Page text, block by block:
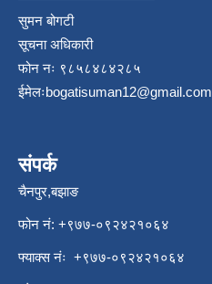
सुमन बोगटी
सूचना अधिकारी
फोन नः ९८५८४८४२८५
ईमेलःbogatisuman12@gmail.com
संपर्क
चैनपुर,बझाङ
फोन नं: ‍‌+९७७-०९२४२१०६४
फ्याक्स नंः +९७७-०९२४२१०६४